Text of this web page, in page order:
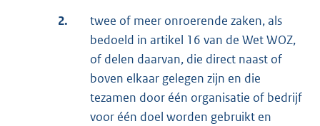
2.
twee of meer onroerende zaken, als
bedoeld in artikel 16 van de Wet WOZ,
of delen daarvan, die direct naast of
boven elkaar gelegen zijn en die
tezamen door één organisatie of bedrijf
voor één doel worden gebruikt en